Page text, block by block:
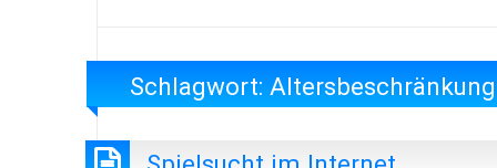
Schlagwort: